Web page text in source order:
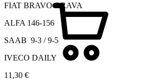
FIAT BRAVO-BRAVA
ALFA 146-156
SAAB 9-3 / 9-5
IVECO DAILY
11,30 €